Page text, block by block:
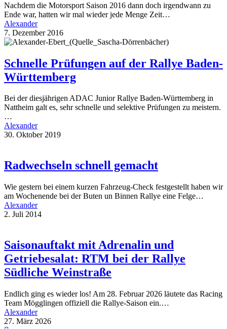
Nachdem die Motorsport Saison 2016 dann doch irgendwann zu
Ende war, hatten wir mal wieder jede Menge Zeit…
Alexander
7. Dezember 2016
Schnelle Prüfungen auf der Rallye Baden-
Württemberg
Bei der diesjährigen ADAC Junior Rallye Baden-Württemberg in
Nattheim galt es, sehr schnelle und selektive Prüfungen zu meistern.
…
Alexander
30. Oktober 2019
Radwechseln schnell gemacht
Wie gestern bei einem kurzen Fahrzeug-Check festgestellt haben wir
am Wochenende bei der Buten un Binnen Rallye eine Felge…
Alexander
2. Juli 2014
Saisonauftakt mit Adrenalin und
Getriebesalat: RTM bei der Rallye
Südliche Weinstraße
Endlich ging es wieder los! Am 28. Februar 2026 läutete das Racing
Team Mögglingen offiziell die Rallye-Saison ein.…
Alexander
27. März 2026